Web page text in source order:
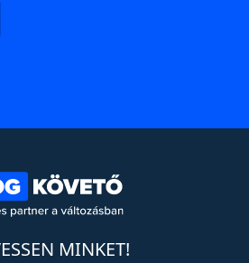
MINKET!